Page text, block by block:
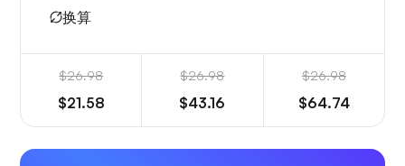
换算
$26.98
$21.58
$26.98
$43.16
$26.98
$64.74